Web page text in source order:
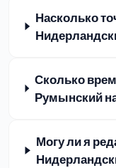
Насколько
Сколько
Румынский
Могу ли я